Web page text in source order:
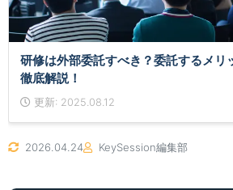
研修は外部委託すべき？委託するメリ
徹底解説！
更新: 2025.08.12
2026.04.24 KeySession編集部